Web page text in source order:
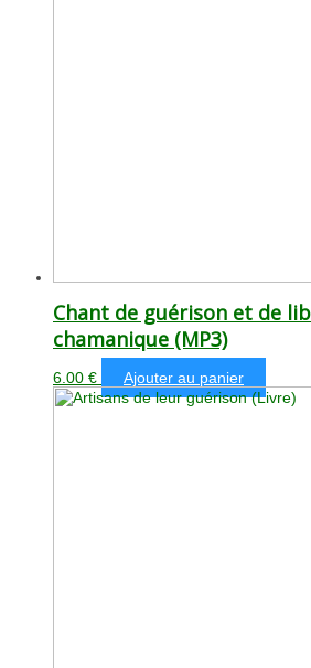
Chant de guérison et de
chamanique (MP3)
6.00 € Ajouter au panier